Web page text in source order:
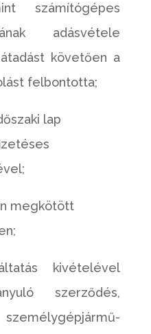
számítógépes
adásvétele
követően a
felbontotta;
lap
megkötött
kivételével
szerződés,